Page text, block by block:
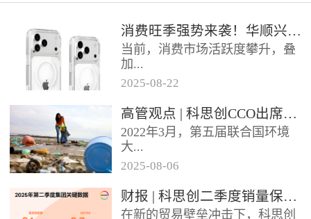
消费旺季强势来袭！华顺兴业携手科思创 TPU，为手机护套行业注入破局新动能，抢占市场制高点
当前，消费市场活跃度攀升，叠
加...
各类促销节点临近，手机护套行
业迎来传统销售旺季，市场对高
品质、高性能产品的需求持续走
高。华...
2025-08-22
高管观点 | 科思创CCO出席全球塑料公约大会
2022年3月，第五届联合国环境
大...
会决定成立政府间谈判委员会
（INC），计划通过5次会议在
2025-08-06
财报 | 科思创二季度销量保持稳定，但动荡环境拖累业绩
在新的贸易壁垒冲击下，科思创